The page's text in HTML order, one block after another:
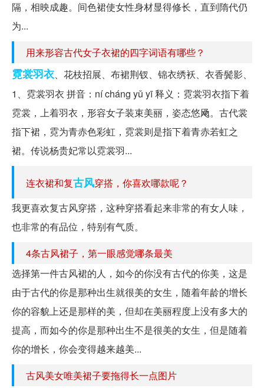
隔，相映成趣。间色裙使女性身材显得修长，直到隋代仍
为...
用来形容古代女子衣裙的四字词语有哪些？
霓裳羽衣、花枝招展、布裙荆钗、锦衣绣袄、衣香鬓影、
1、霓裳羽衣 拼音：ní cháng yǔ yī 释义：霓裳羽衣指下着
霓裳，上着羽衣，形容女子装束美丽，姿态悠飏。古代裳
指下裙，霓为青赤色彩虹，霓裳则是指下着青赤若虹之
裙。传说杨贵妃常以霓裳羽...
连衣裙和复古风穿搭，你喜欢哪款呢？
我更喜欢复古风穿搭，这种穿搭看起来非常的有女人味，
也非常的有品位，特别有气质。
4条古风裙子，第一眼感觉哪条最美
选择第一件古风裙的人，如今的你没有古代的你美，这是
由于古代的你是那种出生就很美的女生，随着年龄的增长
你的容貌上还是那样的美，但却在美丽程度上没有多大的
提高，而如今的你是那种出生不是很美的女生，但是随着
你的增长，你会变得越来越美...
古风美女唯美裙子要拖得长一点图片